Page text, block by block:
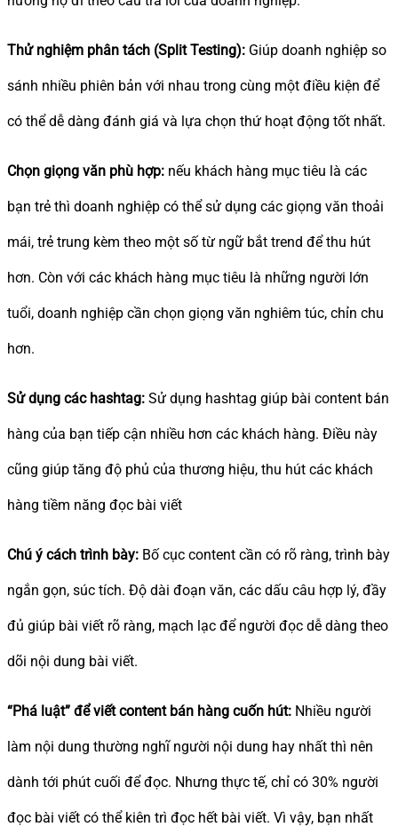
Thử nghiệm phân tách (Split Testing): Giúp doanh nghiệp so
sánh nhiều phiên bản với nhau trong cùng một điều kiện để
có thể dễ dàng đánh giá và lựa chọn thứ hoạt động tốt nhất.
Chọn giọng văn phù hợp: nếu khách hàng mục tiêu là các
bạn trẻ thì doanh nghiệp có thể sử dụng các giọng văn thoải
mái, trẻ trung kèm theo một số từ ngữ bắt trend để thu hút
hơn. Còn với các khách hàng mục tiêu là những người lớn
tuổi, doanh nghiệp cần chọn giọng văn nghiêm túc, chỉn chu
hơn.
Sử dụng các hashtag: Sử dụng hashtag giúp bài content bán
hàng của bạn tiếp cận nhiều hơn các khách hàng. Điều này
cũng giúp tăng độ phủ của thương hiệu, thu hút các khách
hàng tiềm năng đọc bài viết
Chú ý cách trình bày: Bố cục content cần có rõ ràng, trình bày
ngắn gọn, súc tích. Độ dài đoạn văn, các dấu câu hợp lý, đầy
đủ giúp bài viết rõ ràng, mạch lạc để người đọc dễ dàng theo
dõi nội dung bài viết.
“Phá luật” để viết content bán hàng cuốn hút: Nhiều người
làm nội dung thường nghĩ người nội dung hay nhất thì nên
dành tới phút cuối để đọc. Nhưng thực tế, chỉ có 30% người
đọc bài viết có thể kiên trì đọc hết bài viết. Vì vậy, bạn nhất